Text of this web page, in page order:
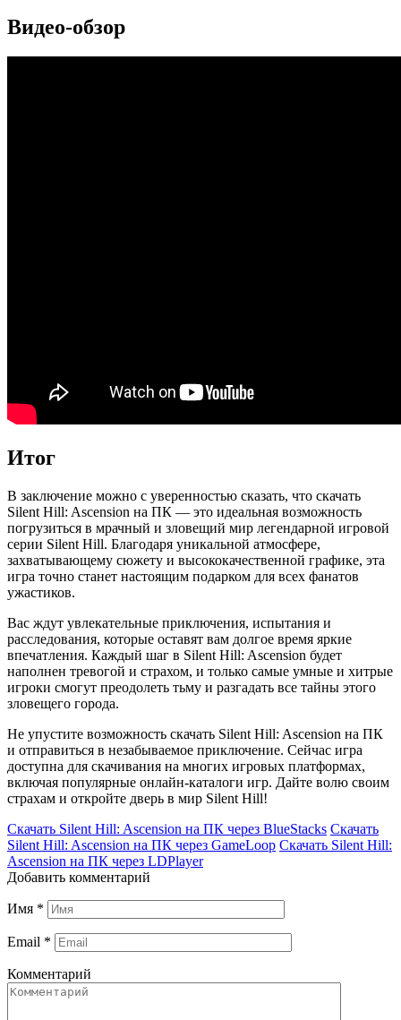
Видео-обзор
Итог
В заключение можно с уверенностью сказать, что скачать
Silent Hill: Ascension на ПК — это идеальная возможность
погрузиться в мрачный и зловещий мир легендарной игровой
серии Silent Hill. Благодаря уникальной атмосфере,
захватывающему сюжету и высококачественной графике, эта
игра точно станет настоящим подарком для всех фанатов
ужастиков.
Вас ждут увлекательные приключения, испытания и
расследования, которые оставят вам долгое время яркие
впечатления. Каждый шаг в Silent Hill: Ascension будет
наполнен тревогой и страхом, и только самые умные и хитрые
игроки смогут преодолеть тьму и разгадать все тайны этого
зловещего города.
Не упустите возможность скачать Silent Hill: Ascension на ПК
и отправиться в незабываемое приключение. Сейчас игра
доступна для скачивания на многих игровых платформах,
включая популярные онлайн-каталоги игр. Дайте волю своим
страхам и откройте дверь в мир Silent Hill!
Скачать Silent Hill: Ascension на ПК через BlueStacks Скачать
Silent Hill: Ascension на ПК через GameLoop Скачать Silent Hill:
Ascension на ПК через LDPlayer
Добавить комментарий
Имя *
Email *
Комментарий